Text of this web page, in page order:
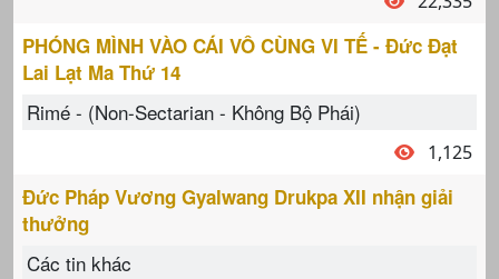
PHÓNG MÌNH VÀO CÁI VÔ CÙNG VI TẾ - Đức Đạt
Lai Lạt Ma Thứ 14
Rimé - (Non-Sectarian - Không Bộ Phái)
1,125
Đức Pháp Vương Gyalwang Drukpa XII nhận giải
thưởng
Các tin khác